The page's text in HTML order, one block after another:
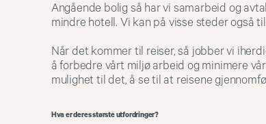
Angående bolig så har vi samarbeid og
mindre hotell. Vi kan på visse steder også
Når det kommer til reiser, så jobber vi
å forbedre vårt miljø arbeid og minimere
mulighet til det, å se til at reisene
Hva er deres største utfordringer?